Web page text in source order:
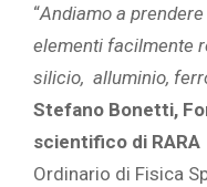
“Andiamo a
elementi facilmente
silicio, alluminio,
Stefano Bonetti,
scientifico di
Ordinario di Fisica